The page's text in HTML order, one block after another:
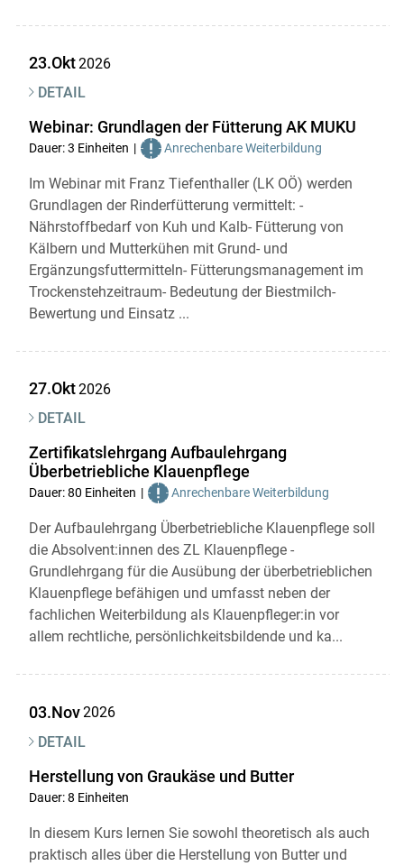
23.Okt2026
DETAIL
Webinar: Grundlagen der Fütterung AK MUKU
Dauer: 3 Einheiten Anrechenbare Weiterbildung
Im Webinar mit Franz Tiefenthaller (LK OÖ) werden
Grundlagen der Rinderfütterung vermittelt: -
Nährstoffbedarf von Kuh und Kalb- Fütterung von
Kälbern und Mutterkühen mit Grund- und
Ergänzungsfuttermitteln- Fütterungsmanagement im
Trockenstehzeitraum- Bedeutung der Biestmilch-
Bewertung und Einsatz ...
27.Okt2026
DETAIL
Zertifikatslehrgang Aufbaulehrgang
Überbetriebliche Klauenpflege
Dauer: 80 Einheiten Anrechenbare Weiterbildung
Der Aufbaulehrgang Überbetriebliche Klauenpflege soll
die Absolvent:innen des ZL Klauenpflege -
Grundlehrgang für die Ausübung der überbetrieblichen
Klauenpflege befähigen und umfasst neben der
fachlichen Weiterbildung als Klauenpfleger:in vor
allem rechtliche, persönlichkeitsbildende und ka...
03.Nov2026
DETAIL
Herstellung von Graukäse und Butter
Dauer: 8 Einheiten
In diesem Kurs lernen Sie sowohl theoretisch als auch
praktisch alles über die Herstellung von Butter und